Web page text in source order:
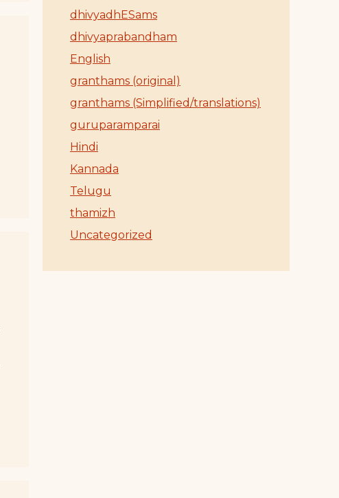
dhivyadhESams
dhivyaprabandham
English
granthams (original)
granthams (Simplified/translations)
guruparamparai
Hindi
Kannada
Telugu
thamizh
Uncategorized